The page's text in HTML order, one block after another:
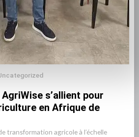
s’allient pour
en Afrique de
transformation agricole à l’échelle